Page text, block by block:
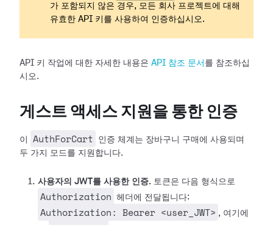
가 포함되지 않은 경우, 모든 회사 프로젝트에 대해
유효한 API 키를 사용하여 인증하십시오.
API 키 작업에 대한 자세한 내용은 API 참조 문서 를 참조하십
시오.
게스트 액세스 지원을 통한 인증
이 AuthForCart
인증 체계는 장바구니 구매에 사용되며
두 가지 모드를 지원합니다.
사용자의 JWT를 사용한 인증. 토큰은 다음 형식으로
Authorization 헤더에 전달됩니다:
Authorization: Bearer <user_JWT> , 여기에